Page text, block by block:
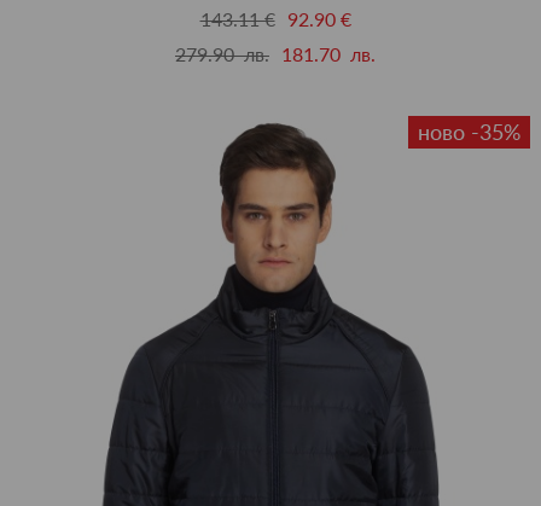
143.11 €
92.90 €
279.90 лв. 181.70 лв.
ново -35%